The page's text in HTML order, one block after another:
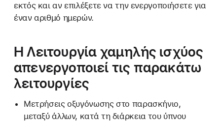
εκτός και αν επιλέξετε να την ενεργοποιήσετε για
έναν αριθμό ημερών.
Η Λειτουργία χαμηλής ισχύος
απενεργοποιεί τις παρακάτω
λειτουργίες
Μετρήσεις οξυγόνωσης στο παρασκήνιο,
μεταξύ άλλων, κατά τη διάρκεια του ύπνου